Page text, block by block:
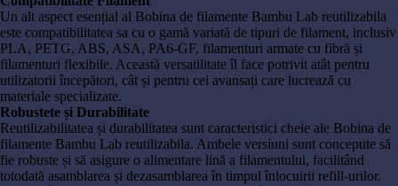
Un alt aspect esențial al Bobina de filamente Bambu Lab reutilizabila
este compatibilitatea sa cu o gamă variată de tipuri de filament, inclusiv
PLA, PETG, ABS, ASA, PA6-GF, filamenturi armate cu fibră și
filamenturi flexibile. Această versatilitate îl face potrivit atât pentru
utilizatorii începători, cât și pentru cei avansați care lucrează cu
materiale specializate.
Robustete și Durabilitate
Reutilizabilitatea și durabilitatea sunt caracteristici cheie ale Bobina de
filamente Bambu Lab reutilizabila. Ambele versiuni sunt concepute să
fie robuste și să asigure o alimentare lină a filamentului, facilitând
totodată asamblarea și dezasamblarea în timpul înlocuirii refill-urilor.